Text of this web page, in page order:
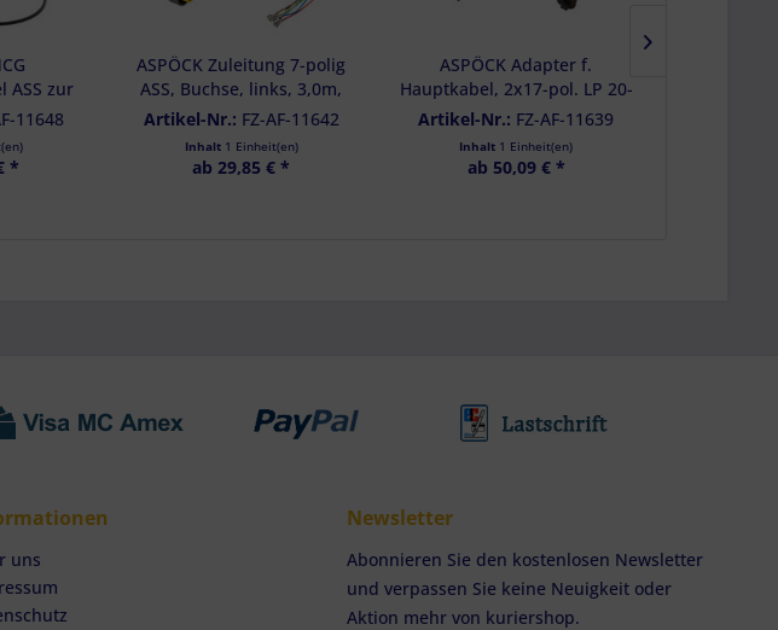
ASS zur
V - 75-
11648
*
ASPÖCK Zuleitung 7-polig
ASS, Buchse, links, 3,0m,
gelb, open end, ADR - 68-
2425-167
Artikel-Nr.: FZ-AF-11642
Inhalt 1 Einheit(en)
ab 29,85 € *
ASPÖCK Adapter f.
Hauptkabel, 2x17-pol. LP 20-
LP 30, Abg. LP 30,600 mm -
65-6088-007
Artikel-Nr.: FZ-AF-11639
Inhalt 1 Einheit(en)
ab 50,09 € *
uns
Newsletter
Abonnieren Sie den kostenlosen Newsletter
und verpassen Sie keine Neuigkeit oder
Aktion mehr von kuriershop.